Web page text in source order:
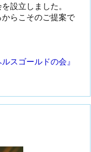
設立しました。
らこそのご提案で
スゴールドの会』